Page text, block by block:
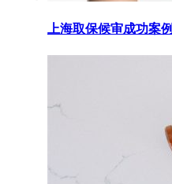
上海取保候审成功案例